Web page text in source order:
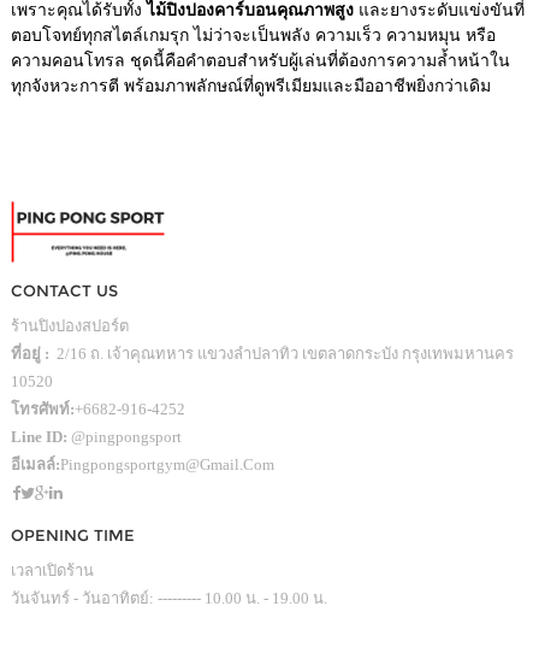
เพราะคุณได้รับทั้ง ไม้ปิงปองคาร์บอนคุณภาพสูง และยางระดับแข่งขันที่
ตอบโจทย์ทุกสไตล์เกมรุก ไม่ว่าจะเป็นพลัง ความเร็ว ความหมุน หรือ
ความคอนโทรล ชุดนี้คือคำตอบสำหรับผู้เล่นที่ต้องการความล้ำหน้าใน
ทุกจังหวะการตี พร้อมภาพลักษณ์ที่ดูพรีเมียมและมืออาชีพยิ่งกว่าเดิม
CONTACT US
ร้านปิงปองสปอร์ต
ที่อยู่ : 2/16 ถ. เจ้าคุณทหาร แขวงลำปลาทิว เขตลาดกระบัง กรุงเทพมหานคร
10520
โทรศัพท์:+6682-916-4252
Line ID: @pingpongsport
อีเมลล์:Pingpongsportgym@gmail.com
OPENING TIME
เวลาเปิดร้าน
วันจันทร์ - วันอาทิตย์: --------- 10.00 น. - 19.00 น.